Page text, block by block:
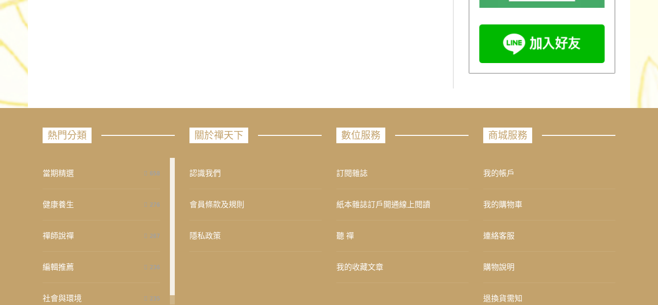
熱門分類
當期精選 658
健康養生 276
禪師說禪 267
編輯推薦 236
社會與環境 235
關於禪天下
認識我們
會員條款及規則
隱私政策
數位服務
訂閱雜誌
紙本雜誌訂戶開通線上閱讀
聽 禪
我的收藏文章
商城服務
我的帳戶
我的購物車
連絡客服
購物說明
退換貨需知